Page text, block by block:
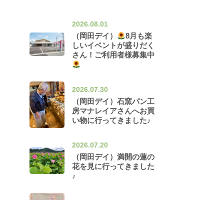
2026.08.01
（岡田デイ）
8月も楽
しいイベントが盛りだく
さん！ご利用者様募集中
2026.07.30
（岡田デイ）石窯パン工
房マナレイアさんへお買
い物に行ってきました♪
2026.07.20
（岡田デイ）満開の蓮の
花を見に行ってきました
♪